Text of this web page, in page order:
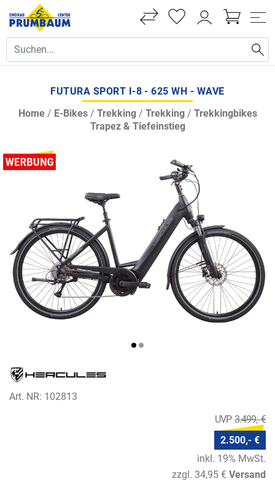
FUTURA SPORT I-8 - 625 WH - WAVE
Home/ E-Bikes/ Trekking/ Trekking/ Trekkingbikes
Trapez & Tiefeinstieg
Art. NR: 102813
3.499,- €
2.500,- €
inkl. 19% MwSt.
zzgl. 34,95 € Versand